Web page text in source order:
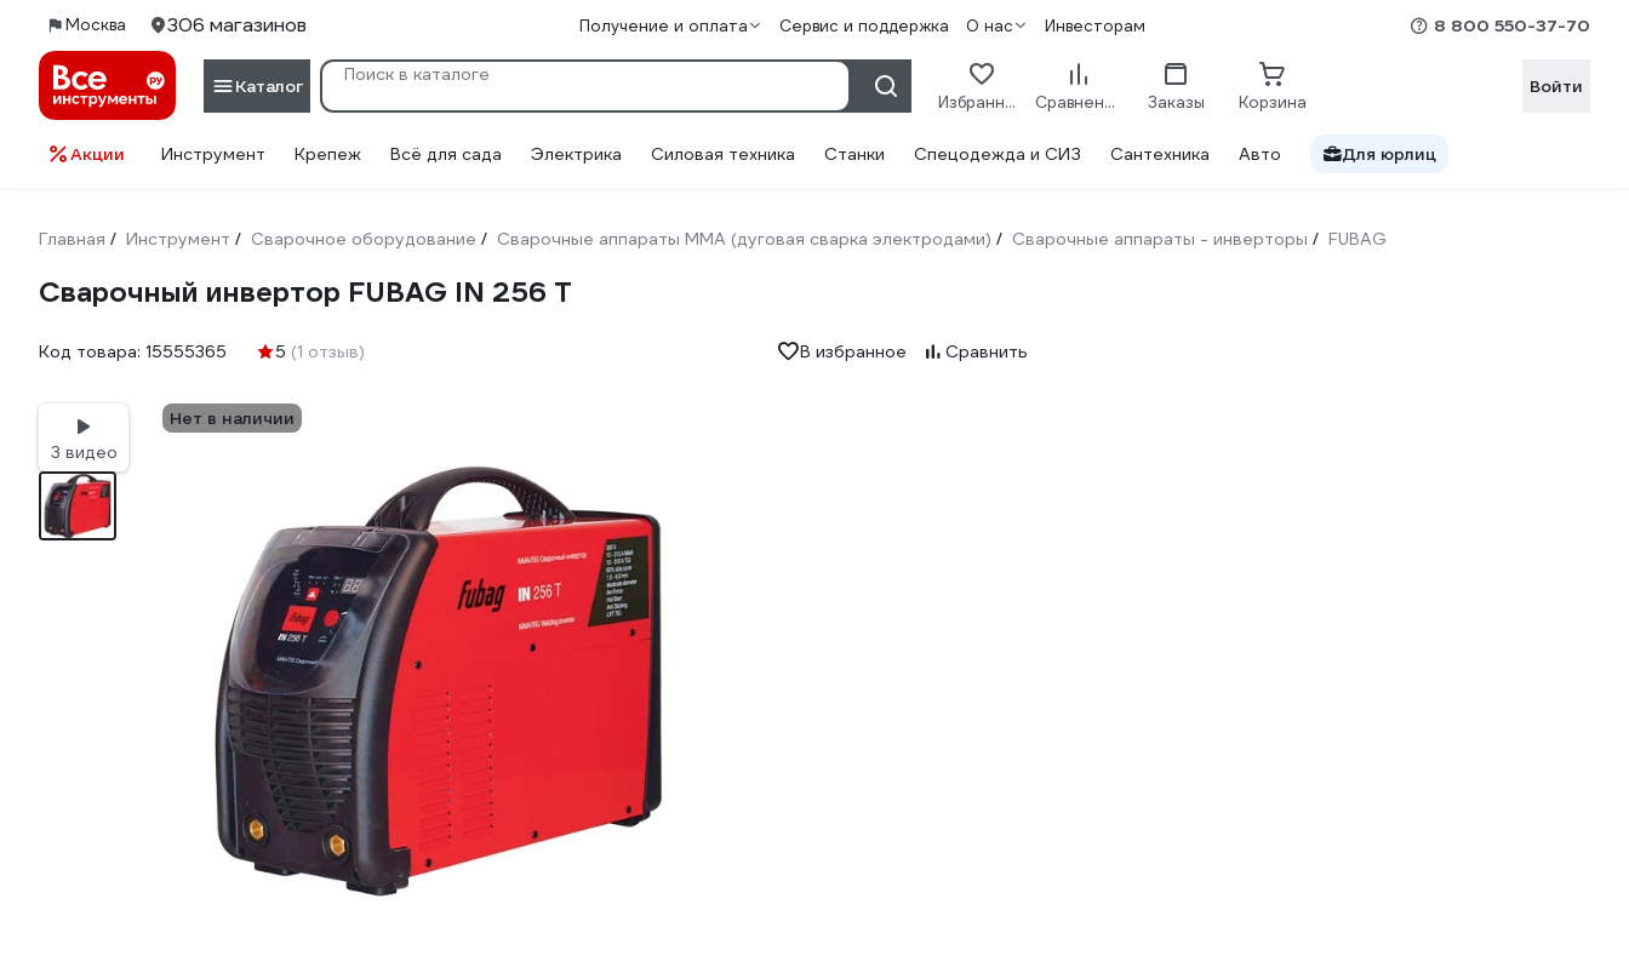
Москва 306 магазинов Получение и оплата Сервис и поддержка О нас Инвесторам 8 800 550-37-70
Каталог
Избранное Сравнение Заказы Корзина
Войти
Акции Инструмент Крепеж Всё для сада Электрика Силовая техника Станки Спецодежда и СИЗ Сантехника Авто Для юрлиц
Главная / Инструмент / Сварочное оборудование / Сварочные аппараты ММА (дуговая сварка электродами) / Сварочные аппараты - инверторы / FUBAG
Сварочный инвертор FUBAG IN 256 T
Код товара: 15555365 5 (1 отзыв) В избранное Сравнить
3 видео
Нет в наличии